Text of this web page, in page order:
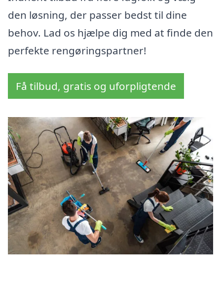
den løsning, der passer bedst til dine
behov. Lad os hjælpe dig med at finde den
perfekte rengøringspartner!
Få tilbud, gratis og uforpligtende